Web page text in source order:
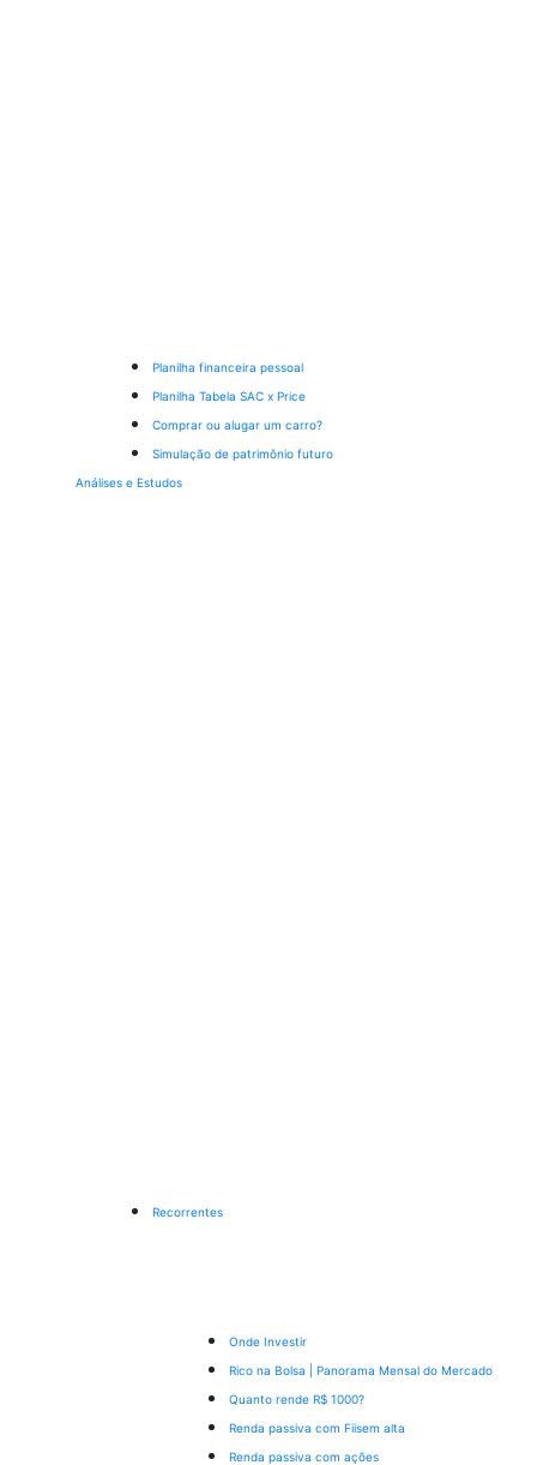
Planilha financeira pessoal
Planilha Tabela SAC x Price
Comprar ou alugar um carro?
Simulação de patrimônio futuro
Análises e Estudos
Recorrentes
Onde Investir
Rico na Bolsa | Panorama Mensal do Mercado
Quanto rende R$ 1000?
Renda passiva com Fiisem alta
Renda passiva com ações